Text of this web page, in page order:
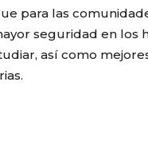
para las
seguridad en los
así como